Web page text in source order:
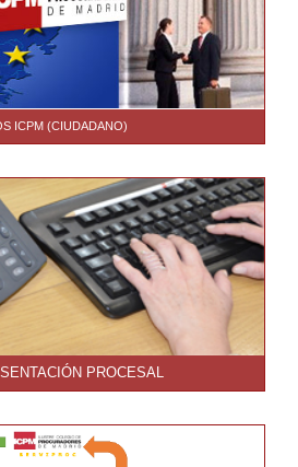
ICPM (CIUDADANO)
PROCESAL